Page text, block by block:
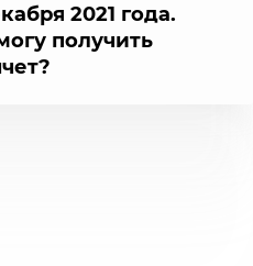
2021 года.
получить